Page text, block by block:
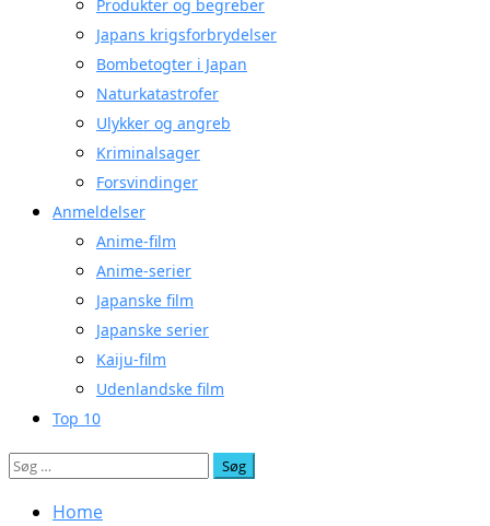
Produkter og begreber
Japans krigsforbrydelser
Bombetogter i Japan
Naturkatastrofer
Ulykker og angreb
Kriminalsager
Forsvindinger
Anmeldelser
Anime-film
Anime-serier
Japanske film
Japanske serier
Kaiju-film
Udenlandske film
Top 10
Søg
Home